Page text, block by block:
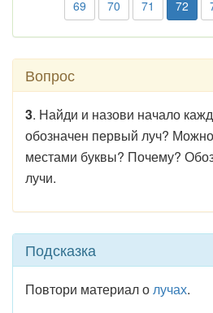
69 70 71 72
Вопрос
3. Найди и назови начало
обозначен первый луч?
местами буквы? Почему?
лучи.
Подсказка
Повтори материал олучах.